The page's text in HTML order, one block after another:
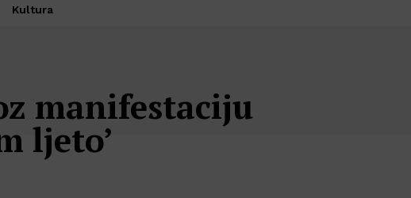
Kultura
manifestaciju
ljeto’